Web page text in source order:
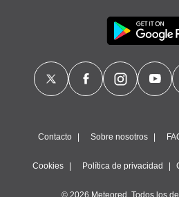
Contacto Sobre nosotros
Cookies Política de privacidad
© 2026 Meteored. Todos los